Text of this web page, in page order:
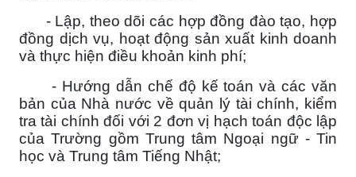
- Lập, theo dõi các hợp đồng đào tạo, hợp
đồng dịch vụ, hoạt động sản xuất kinh doanh
và thực hiện điều khoản kinh phí;
- Hướng dẫn chế độ kế toán và các văn
bản của Nhà nước về quản lý tài chính, kiểm
tra tài chính đối với 2 đơn vị hạch toán độc lập
của Trường gồm Trung tâm Ngoại ngữ - Tin
học và Trung tâm Tiếng Nhật;